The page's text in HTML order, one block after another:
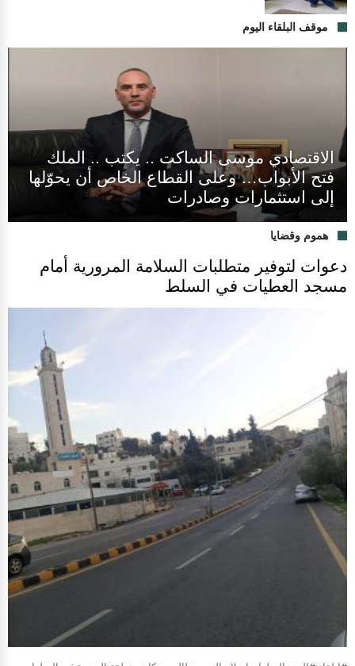
موقف البلقاء اليوم
الاقتصادي موسى الساكت .. يكتب .. الملك
فتح الأبواب… وعلى القطاع الخاص أن يحوّلها
إلى استثمارات وصادرات
هموم وقضايا
دعوات لتوفير متطلبات السلامة المرورية أمام
مسجد العطيات في السلط